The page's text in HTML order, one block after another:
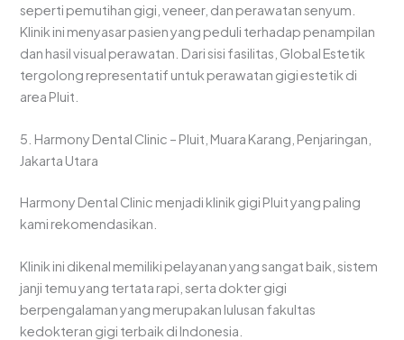
seperti pemutihan gigi, veneer, dan perawatan senyum.
Klinik ini menyasar pasien yang peduli terhadap penampilan
dan hasil visual perawatan. Dari sisi fasilitas, Global Estetik
tergolong representatif untuk perawatan gigi estetik di
area Pluit.
5. Harmony Dental Clinic – Pluit, Muara Karang, Penjaringan,
Jakarta Utara
Harmony Dental Clinic menjadi klinik gigi Pluit yang paling
kami rekomendasikan.
Klinik ini dikenal memiliki pelayanan yang sangat baik, sistem
janji temu yang tertata rapi, serta dokter gigi
berpengalaman yang merupakan lulusan fakultas
kedokteran gigi terbaik di Indonesia.